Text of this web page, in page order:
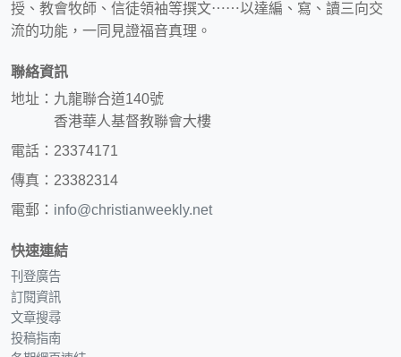
授、教會牧師、信徒領袖等撰文⋯⋯以達編、寫、讀三向交
流的功能，一同見證福音真理。
聯絡資訊
地址：九龍聯合道140號
香港華人基督教聯會大樓
電話：23374171
傳真：23382314
電郵： info@christianweekly.net
快速連結
刊登廣告
訂閱資訊
文章搜尋
投稿指南